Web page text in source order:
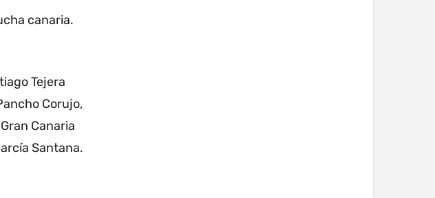
canaria.
Tejera
Corujo,
Canaria
Santana.